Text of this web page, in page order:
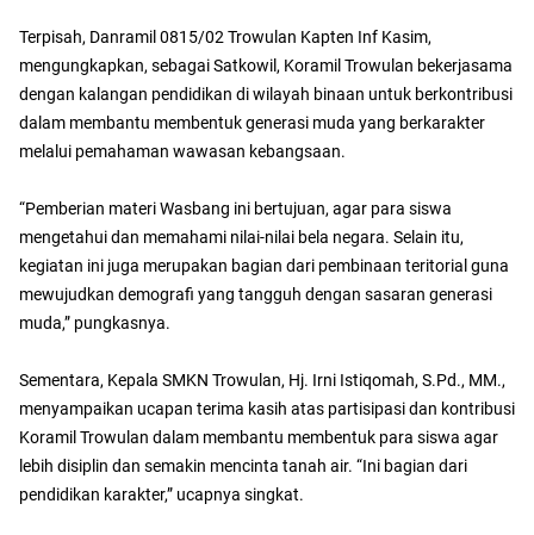
Terpisah, Danramil 0815/02 Trowulan Kapten Inf Kasim,
mengungkapkan, sebagai Satkowil, Koramil Trowulan bekerjasama
dengan kalangan pendidikan di wilayah binaan untuk berkontribusi
dalam membantu membentuk generasi muda yang berkarakter
melalui pemahaman wawasan kebangsaan.
“Pemberian materi Wasbang ini bertujuan, agar para siswa
mengetahui dan memahami nilai-nilai bela negara. Selain itu,
kegiatan ini juga merupakan bagian dari pembinaan teritorial guna
mewujudkan demografi yang tangguh dengan sasaran generasi
muda,” pungkasnya.
Sementara, Kepala SMKN Trowulan, Hj. Irni Istiqomah, S.Pd., MM.,
menyampaikan ucapan terima kasih atas partisipasi dan kontribusi
Koramil Trowulan dalam membantu membentuk para siswa agar
lebih disiplin dan semakin mencinta tanah air. “Ini bagian dari
pendidikan karakter,” ucapnya singkat.